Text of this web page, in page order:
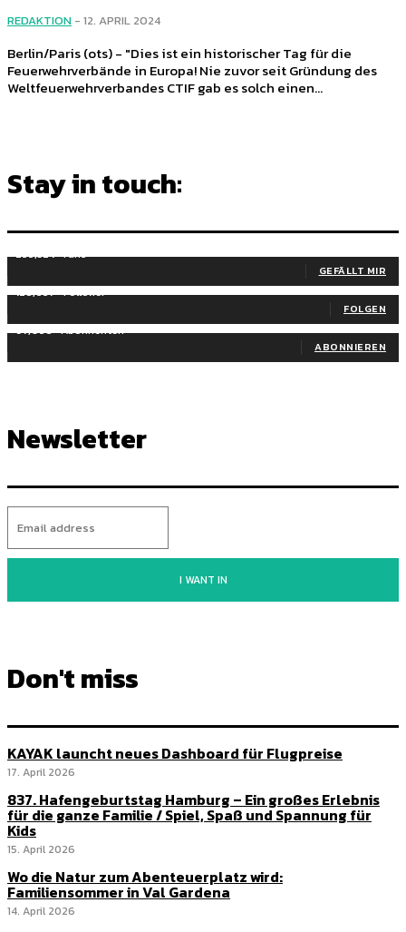
REDAKTION - 12. APRIL 2024
Berlin/Paris (ots) - "Dies ist ein historischer Tag für die
Feuerwehrverbände in Europa! Nie zuvor seit Gründung des
Weltfeuerwehrverbandes CTIF gab es solch einen...
Stay in touch:
255,324 Fans
GEFÄLLT MIR
128,657 Follower
FOLGEN
97,058 Abonnenten
ABONNIEREN
Newsletter
I WANT IN
Don't miss
KAYAK launcht neues Dashboard für Flugpreise
17. April 2026
837. Hafengeburtstag Hamburg – Ein großes Erlebnis
für die ganze Familie / Spiel, Spaß und Spannung für
Kids
15. April 2026
Wo die Natur zum Abenteuerplatz wird:
Familiensommer in Val Gardena
14. April 2026